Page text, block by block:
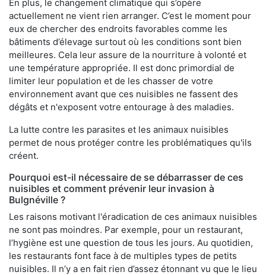
En plus, le changement climatique qui s’opère
actuellement ne vient rien arranger. C’est le moment pour
eux de chercher des endroits favorables comme les
bâtiments d’élevage surtout où les conditions sont bien
meilleures. Cela leur assure de la nourriture à volonté et
une température appropriée. Il est donc primordial de
limiter leur population et de les chasser de votre
environnement avant que ces nuisibles ne fassent des
dégâts et n'exposent votre entourage à des maladies.
La lutte contre les parasites et les animaux nuisibles
permet de nous protéger contre les problématiques qu'ils
créent.
Pourquoi est-il nécessaire de se débarrasser de ces
nuisibles et comment prévenir leur invasion à
Bulgnéville ?
Les raisons motivant l'éradication de ces animaux nuisibles
ne sont pas moindres. Par exemple, pour un restaurant,
l’hygiène est une question de tous les jours. Au quotidien,
les restaurants font face à de multiples types de petits
nuisibles. Il n’y a en fait rien d’assez étonnant vu que le lieu